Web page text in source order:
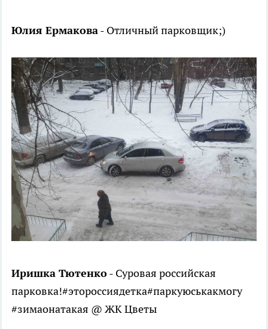
Юлия Ермакова- Отличный парковщик;)
Иришка Тютенко- Суровая российская
парковка!#этороссиядетка#паркуюськакмогу
#зимаонатакая @ ЖК Цветы